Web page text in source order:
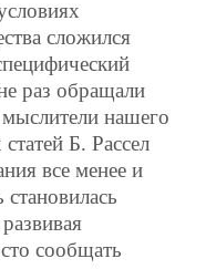
сложился
раз обращали
нашего
Б. Рассел
все менее и
сообщать